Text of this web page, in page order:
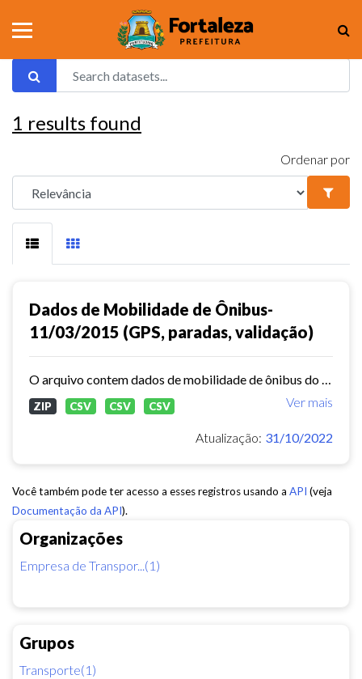
Organizações
Empresa de Transpor...(1)
Grupos
Transporte(1)
1 results found
Ordenar por
Dados de Mobilidade de Ônibus-
11/03/2015 (GPS, paradas, validação)
Ver mais
ZIP CSV CSV CSV
Atualização: 31/10/2022
Você também pode ter acesso a esses registros usando a API (veja
Documentação da API).